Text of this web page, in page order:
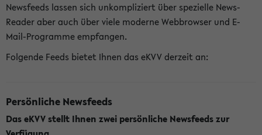
Newsfeeds lassen sich unkompliziert über spezielle News-
Reader aber auch über viele moderne Webbrowser und E-
Mail-Programme empfangen.
Folgende Feeds bietet Ihnen das eKVV derzeit an:
Persönliche Newsfeeds
Das eKVV stellt Ihnen zwei persönliche Newsfeeds zur